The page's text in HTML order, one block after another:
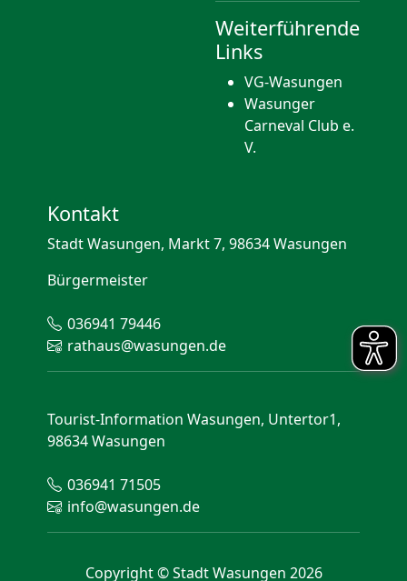
Weiterführende
Links
VG-Wasungen
Wasunger
Carneval Club e.
V.
Kontakt
Stadt Wasungen, Markt 7, 98634 Wasungen
Bürgermeister
036941 79446
rathaus@wasungen.de
Tourist-Information Wasungen, Untertor1,
98634 Wasungen
036941 71505
info@wasungen.de
Copyright © Stadt Wasungen 2026